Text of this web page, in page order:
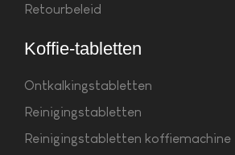
Retourbeleid
Koffie-tabletten
Ontkalkingstabletten
Reinigingstabletten
Reinigingstabletten koffiemachine